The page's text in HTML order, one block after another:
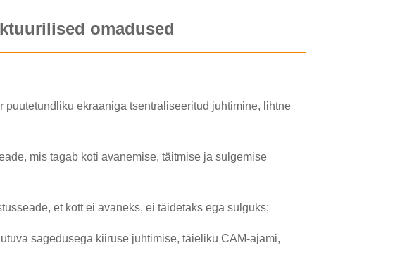
omadused
ekraaniga tsentraliseeritud juhtimine, lihtne
mis tagab koti avanemise, täitmise ja sulgemise
et kott ei avaneks, ei täidetaks ega sulguks;
sagedusega kiiruse juhtimise, täieliku CAM-ajami,